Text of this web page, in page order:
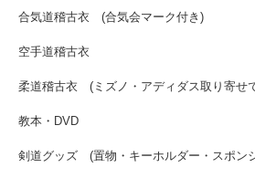
合気道稽古衣 (合気会マーク付き)
空手道稽古衣
柔道稽古衣 (ミズノ・アディダス取り寄せ
教本・DVD
剣道グッズ (置物・キーホルダー・スポン